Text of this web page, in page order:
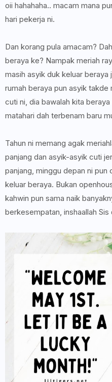
oii hahahaha.. macam mana
hari pekerja ni.
Dan korang pula amacam?
beraya ke? Nampak meriah
masih asyik duk keluar beraya
rumah beraya pun asyik takde
cuti ni, dia bawalah kita
matahari dah terbenam baru
Tahun ni memang agak
panjang dan asyik-asyik cuti
panjang, minggu depan ni
keluar beraya. Bukan
kahwin pun sama naik
berkesempatan, inshaallah Sis